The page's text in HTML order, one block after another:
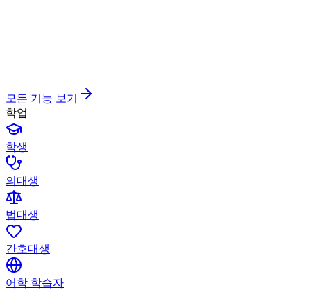
모든 기능 보기
학업
학생
의대생
법대생
간호대생
어학 학습자